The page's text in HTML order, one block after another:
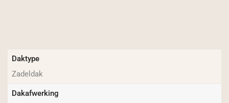
Daktype
Zadeldak
Dakafwerking